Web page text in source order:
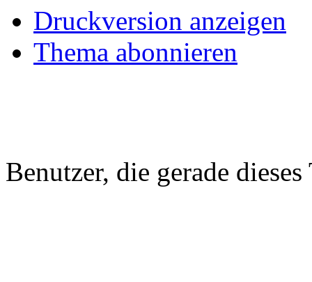
Druckversion anzeigen
Thema abonnieren
Benutzer, die gerade